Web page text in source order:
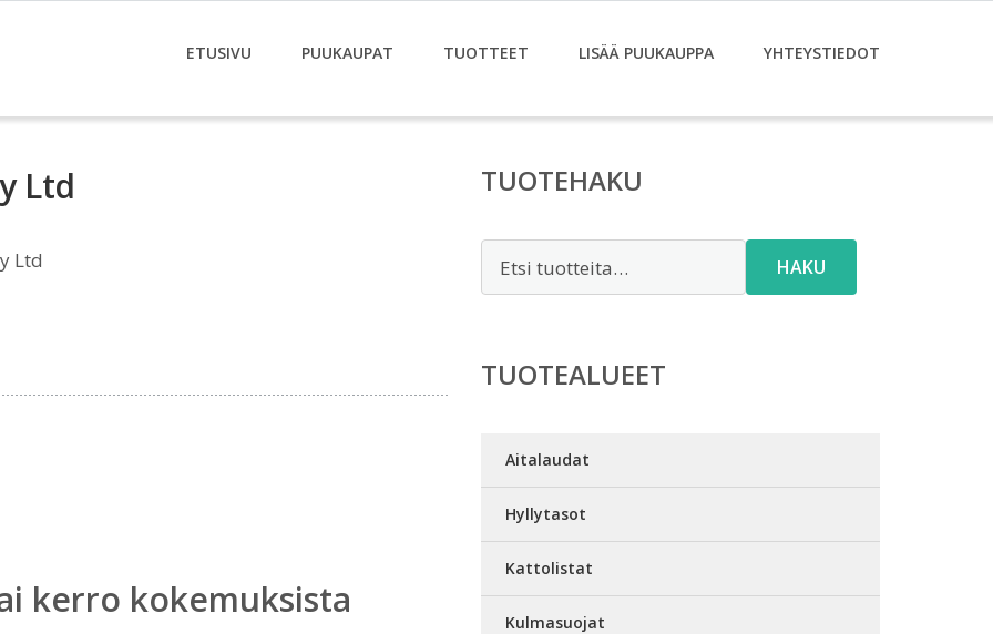
ETUSIVU PUUKAUPAT TUOTTEET LISÄÄ PUUKAUPPA YHTEYSTIEDOT
Ltd
Ltd
kerro kokemuksista
TUOTEHAKU
HAKU
TUOTEALUEET
Aitalaudat
Hyllytasot
Kattolistat
Kulmasuojat